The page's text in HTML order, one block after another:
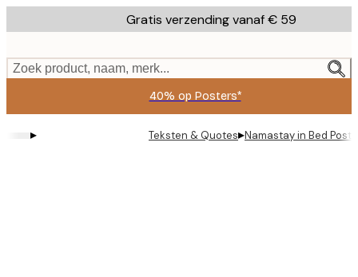
to
content.
Gratis verzending vanaf € 59
Zoek product, naam, merk...
40% op Posters*
▸ Teksten & Quotes▸Namastay in Bed